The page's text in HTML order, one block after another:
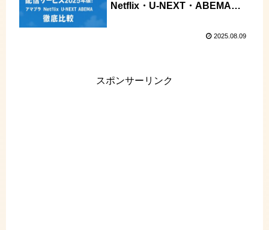
Netflix・U-NEXT・ABEMA徹
2025.08.09
スポンサーリンク